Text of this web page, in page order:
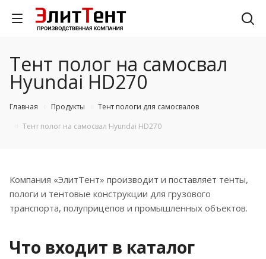
Тент полог на самосвал
Hyundai HD270
Главная Продукты
Тент пологи для самосвалов
Тент полог на самосвал Hyundai HD270
Компания «ЭлитТент» производит и поставляет тенты,
пологи и тентовые конструкции для грузового
транспорта, полуприцепов и промышленных объектов.
Что входит в каталог